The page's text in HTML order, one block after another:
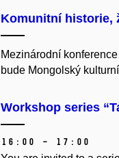
Komunitní historie,
Mezinárodní
bude Mongolský
Workshop series
16:00 – 17:00